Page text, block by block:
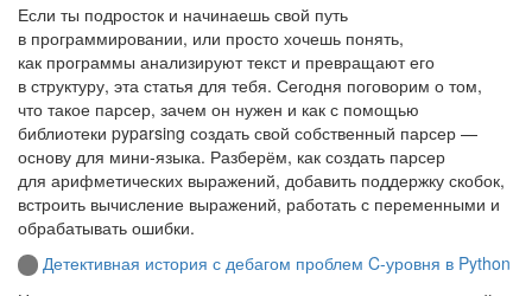
Если ты подросток и начинаешь свой путь
в программировании, или просто хочешь понять,
как программы анализируют текст и превращают его
в структуру, эта статья для тебя. Сегодня поговорим о том,
что такое парсер, зачем он нужен и как с помощью
библиотеки pyparsing создать свой собственный парсер —
основу для мини‑языка. Разберём, как создать парсер
для арифметических выражений, добавить поддержку скобок,
встроить вычисление выражений, работать с переменными и
обрабатывать ошибки.
Детективная история с дебагом проблем C-уровня в Python